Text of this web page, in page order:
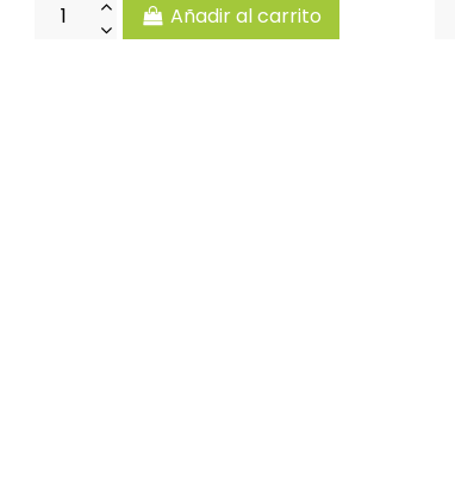
Añadir al carrito